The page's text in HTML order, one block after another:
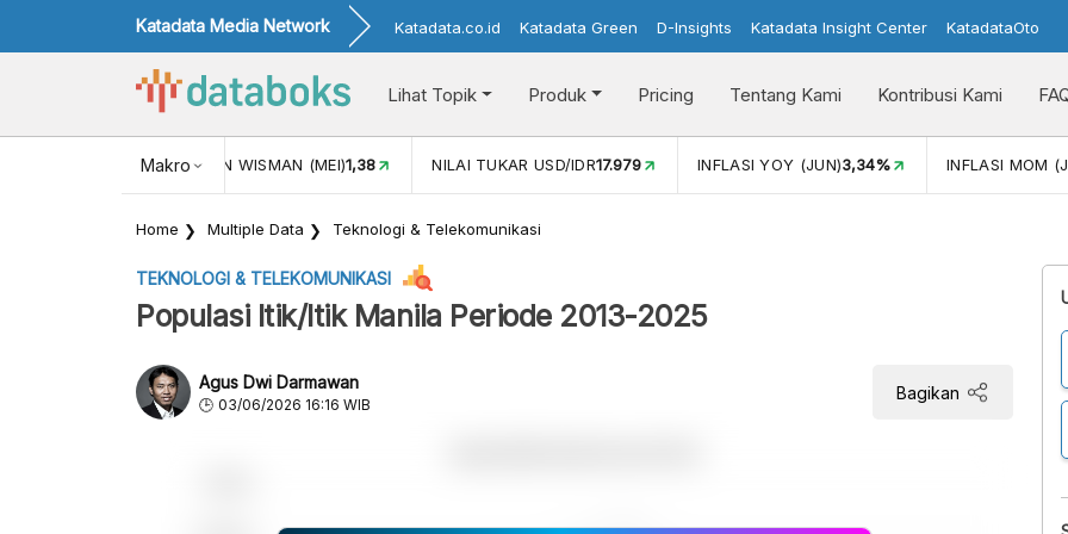
Katadata Media Network Katadata.co.id Katadata Green D-Insights Katadata Insight Center KatadataOto
Lihat Topik Produk Pricing Tentang Kami Kontribusi Kami
Makro
NILAI TUKAR USD/IDR17.979 INFLASI YOY (JUN)3,34% INFLASI MOM (JUN) 0,44% PERTUMBUHAN
Home Multiple Data Teknologi & Telekomunikasi
TEKNOLOGI & TELEKOMUNIKASI
Populasi Itik/Itik Manila Periode 2013-2025
Agus Dwi Darmawan
03/06/2026 16:16 WIB
Bagikan